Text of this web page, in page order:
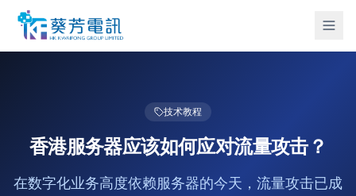
技术教程
香港服务器应该如何应对流量攻击？
在数字化业务高度依赖服务器的今天，流量攻击已成